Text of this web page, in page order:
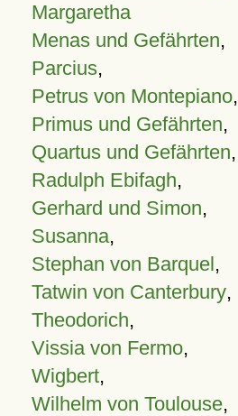
Margaretha
Menas und Gefährten,
Parcius,
Petrus von Montepiano,
Primus und Gefährten,
Quartus und Gefährten,
Radulph Ebifagh,
Gerhard und Simon,
Susanna,
Stephan von Barquel,
Tatwin von Canterbury,
Theodorich,
Vissia von Fermo,
Wigbert,
Wilhelm von Toulouse,